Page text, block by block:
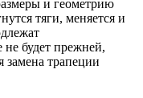
и геометрию
тяги, меняется и
будет прежней,
замена трапеции